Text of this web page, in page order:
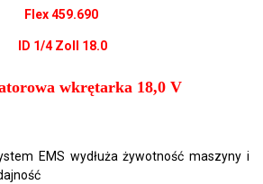
Flex 459.690
ID 1/4 Zoll 18.0
wkrętarka 18,0 V
EMS wydłuża żywotność maszyny i